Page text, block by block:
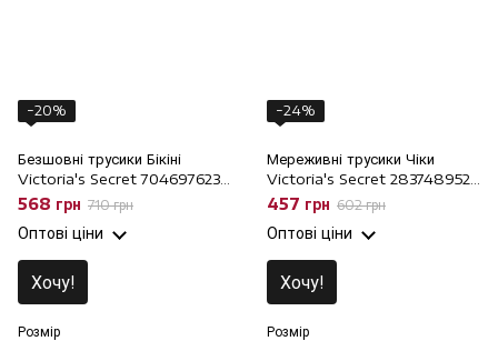
−20%
Безшовні трусики Бікіні
Victoria's Secret 704697623
молочні, M
568 грн 710 грн
Оптові ціни
Хочу!
Розмір
−24%
Мереживні трусики Чіки
Victoria's Secret 283748952
молочні, M
457 грн 602 грн
Оптові ціни
Хочу!
Розмір